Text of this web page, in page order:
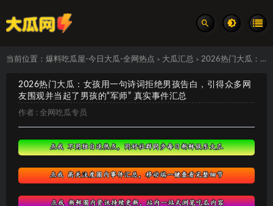
当前位置： 爆料吃瓜屋-今日大瓜-全网热点 > 大瓜汇总 > 2026热门大瓜：女孩用一句诗词拒绝男孩告白，引得众多网友围观并当起了男孩的“军师” 真实事件汇总
2026热门大瓜：女孩用一句诗词拒绝男孩告白，引得众多网
友围观并当起了男孩的“军师” 真实事件汇总
作者 : 全网吃瓜专员